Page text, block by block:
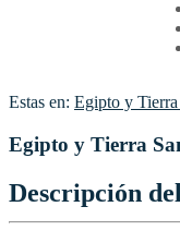
Estas en: Egipto y Tierra
Egipto y Tierra
Descripción